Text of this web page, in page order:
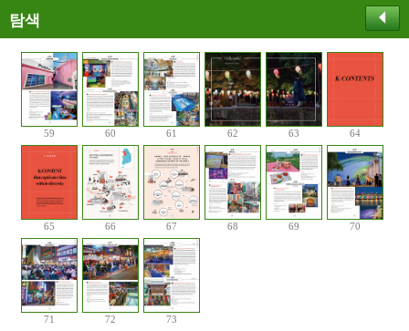
탐색
59 60 61 62 63 64
65 66 67 68 69 70
71 72 73